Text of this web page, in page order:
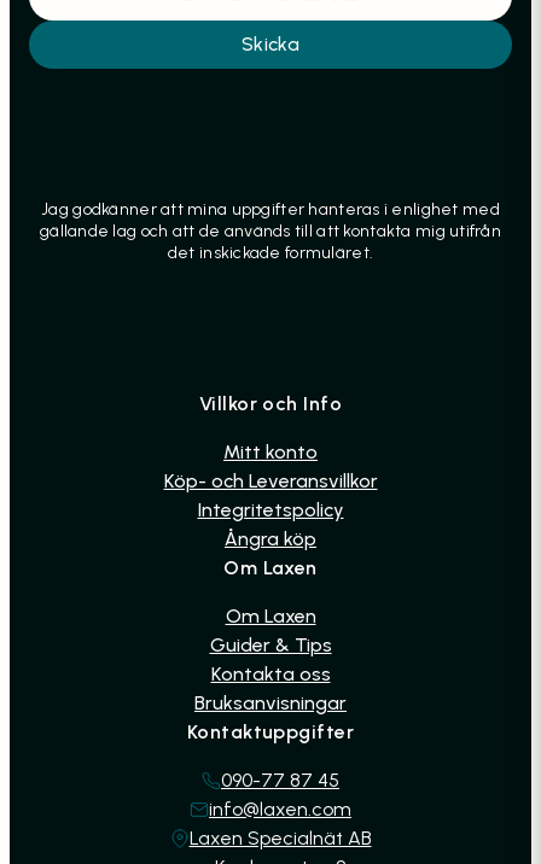
Villkor och Info
Mitt konto
Köp- och Leveransvillkor
Integritetspolicy
Ångra köp
Om Laxen
Om Laxen
Guider & Tips
Kontakta oss
Bruksanvisningar
Kontaktuppgifter
090-77 87 45
info@laxen.com
Laxen Specialnät AB
Skicka
Jag godkänner att mina uppgifter hanteras i enlighet med
gällande lag och att de används till att kontakta mig utifrån
det inskickade formuläret.